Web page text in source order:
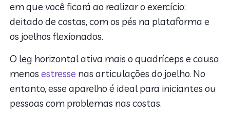
em que você ficará ao realizar o exercício:
deitado de costas, com os pés na plataforma e
os joelhos flexionados.
O leg horizontal ativa mais o quadríceps e causa
menosestresse nas articulações do joelho. No
entanto, esse aparelho é ideal para iniciantes ou
pessoas com problemas nas costas.